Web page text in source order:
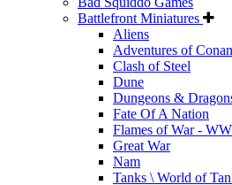
Battlefront Miniatures
Aliens
Adventures of Conan
Clash of Steel
Dune
Dungeons &
Fate Of A Nation
Flames of War -
Great War
Nam
Tanks \ World of